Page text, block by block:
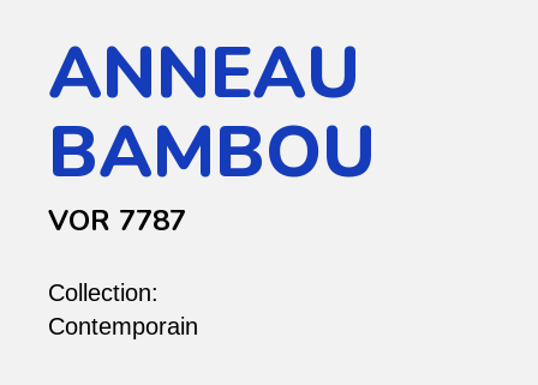
ANNEAU
BAMBOU
VOR 7787
Collection:
Contemporain